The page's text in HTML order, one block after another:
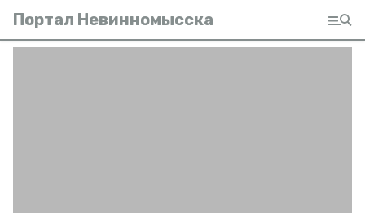
Портал Невинномысска